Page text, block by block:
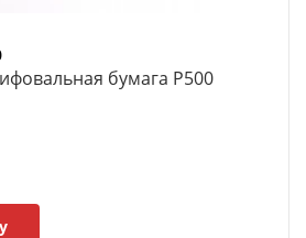
бумага P500